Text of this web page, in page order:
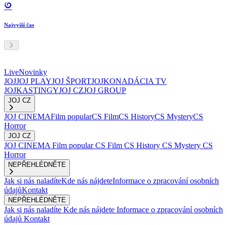
Najvyšší čas
LiveNovinky
JOJJOJ PLAYJOJ ŠPORTJOJKONADÁCIA TV
JOJKASTINGYJOJ CZJOJ GROUP
JOJ CZ
JOJ CINEMAFilm popularCS FilmCS HistoryCS MysteryCS
Horror
JOJ CZ
JOJ CINEMA Film popularCS Film CS History CS Mystery CS
Horror
NEPŘEHLÉDNĚTE
Jak si nás naladíteKde nás nájdeteInformace o zpracování osobních
údajůKontakt
NEPŘEHLÉDNĚTE
Jak si nás naladíte Kde nás nájdete Informace o zpracování osobních
údajů Kontakt